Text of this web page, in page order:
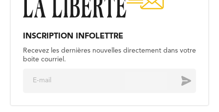
INSCRIPTION INFOLETTRE
Recevez les dernières nouvelles directement dans votre
boite courriel.
Envoyer